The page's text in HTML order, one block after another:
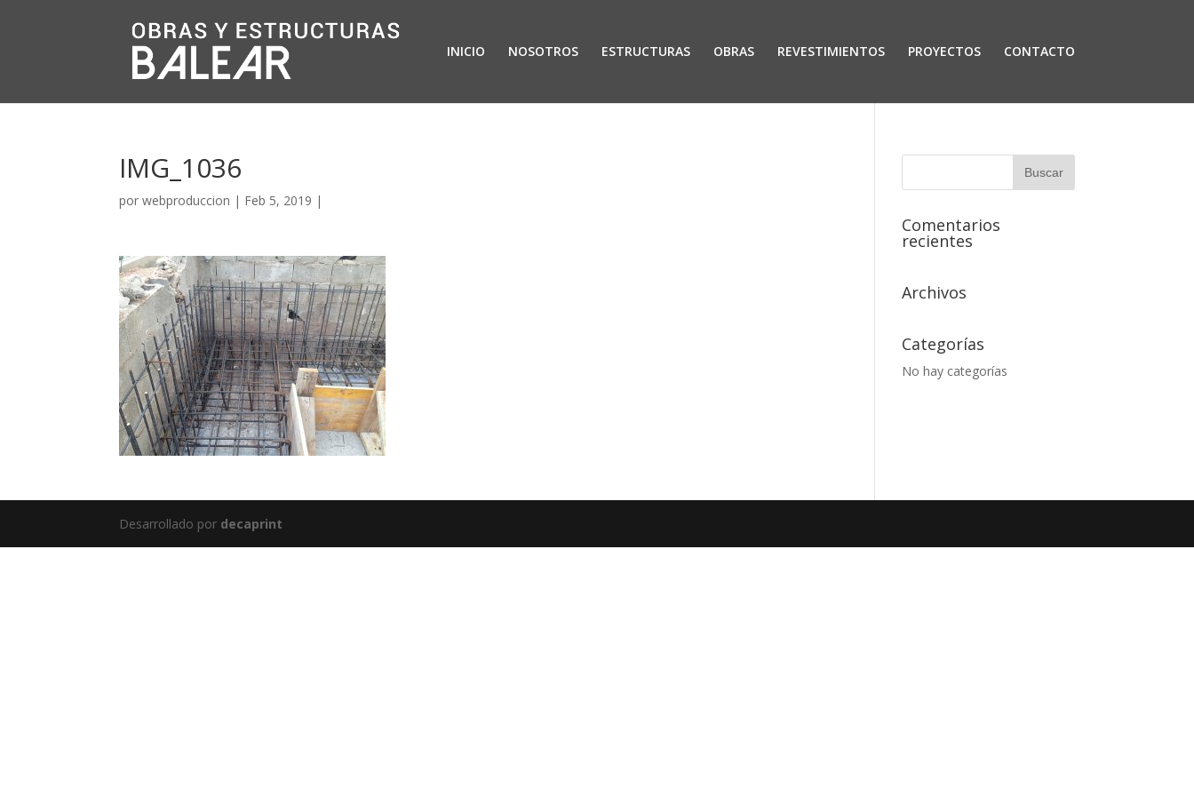
INICIO NOSOTROS ESTRUCTURAS OBRAS REVESTIMIENTOS PROYECTOS CONTACTO
IMG_1036
porwebproduccion | Feb 5, 2019 |
Comentarios
recientes
Archivos
Categorías
No hay categorías
Desarrollado por decaprint